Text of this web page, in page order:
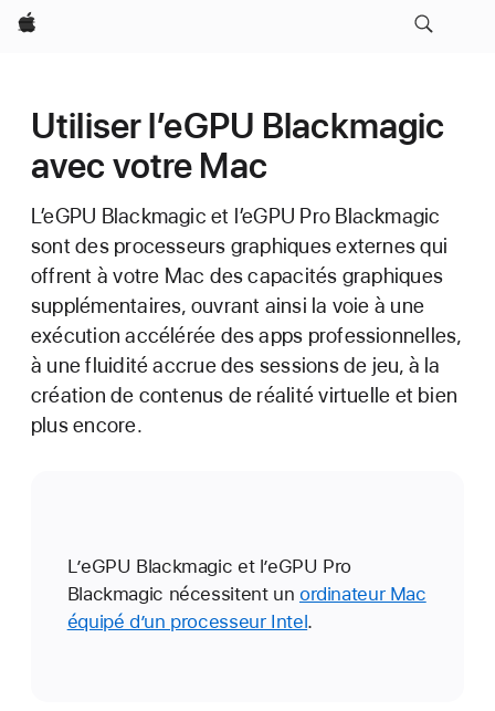
Apple
Utiliser l’eGPU Blackmagic
avec votre Mac
L’eGPU Blackmagic et l’eGPU Pro Blackmagic
sont des processeurs graphiques externes qui
offrent à votre Mac des capacités graphiques
supplémentaires, ouvrant ainsi la voie à une
exécution accélérée des apps professionnelles,
à une fluidité accrue des sessions de jeu, à la
création de contenus de réalité virtuelle et bien
plus encore.
L’eGPU Blackmagic et l’eGPU Pro
Blackmagic nécessitent un ordinateur Mac
équipé d’un processeur Intel.